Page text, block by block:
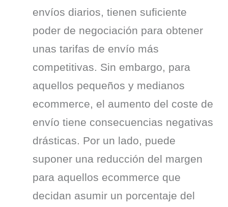
envíos diarios, tienen suficiente
poder de negociación para obtener
unas tarifas de envío más
competitivas. Sin embargo, para
aquellos pequeños y medianos
ecommerce, el aumento del coste de
envío tiene consecuencias negativas
drásticas. Por un lado, puede
suponer una reducción del margen
para aquellos ecommerce que
decidan asumir un porcentaje del